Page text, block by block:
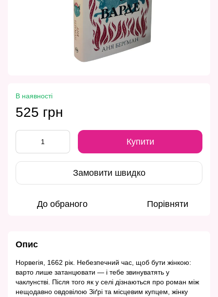
В наявності
525 грн
Купити
Замовити швидко
До обраного Порівняти
Опис
Норвегія, 1662 рік. Небезпечний час, щоб бути жінкою:
варто лише затанцювати — і тебе звинуватять у
чаклунстві. Після того як у селі дізнаються про роман між
нещодавно овдовілою Зіґрі та місцевим купцем, жінку